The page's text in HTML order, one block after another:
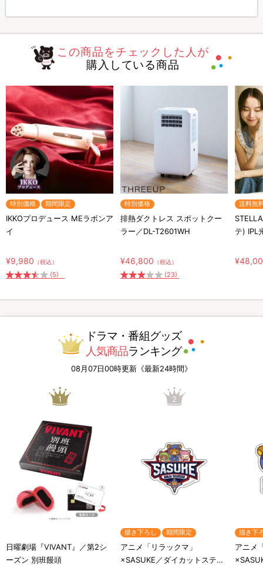
この商品をチェックした人が
購入している商品
特別価格 期間限定
IKKOプロデュース MEラボンア
イ
¥9,980 （税込）
(5)
特別価格
排熱ダクトレス スポットクー
ラー／DL-T2601WH
¥46,800 （税込）
(23)
送料無
テ) IPL
ドラマ・番組グッズ
人気商品ランキング
08月07日00時更新《最新24時間》
1
日曜劇場『VIVANT』／第2シ
ーズン 別班饅頭
2
描き下ろし 期間限定
アニメ「リラックマ」
×SASUKE／ダイカットステッ
描き下
アニメ